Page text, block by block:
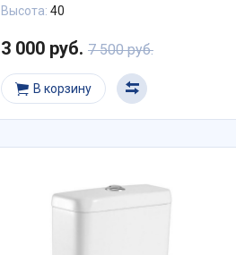
Высота: 40
3 000 руб. 7 500 руб.
В корзину